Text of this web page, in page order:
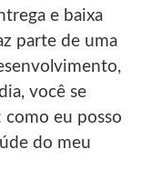
e baixa
parte de uma
você se
como eu posso
do meu